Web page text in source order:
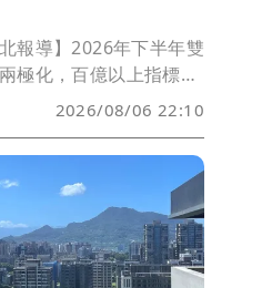
報導】2026年下半年雙
極化，百億以上指標案
案並立。信義代銷童莉
憑區域亮點與品牌力衝
值；中小案則以小坪
，搶攻首購現金流，
域亮點、品牌實力與大
產品稀有性與長期持有
房價；50億元以下的中
2026/08/06 22:10